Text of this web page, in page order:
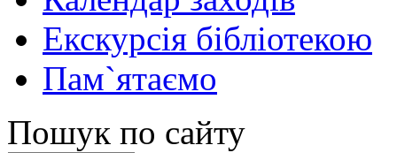
Екскурсія бібліотекою
Пам`ятаємо
Пошук по сайту